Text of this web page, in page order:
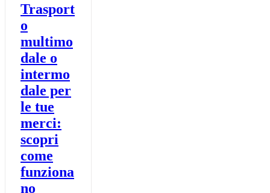
Trasport
o
multimo
dale o
intermo
dale per
le tue
merci:
scopri
come
funziona
no